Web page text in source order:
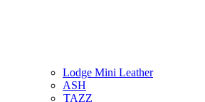
Lodge Mini Leather
ASH
TAZZ